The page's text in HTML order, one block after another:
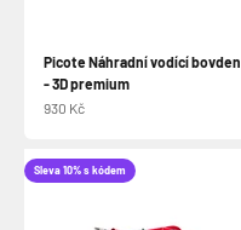
Picote Náhradní vodící bovden
- 3D premium
Prodejní cena
930 Kč
Sleva 10% s kódem